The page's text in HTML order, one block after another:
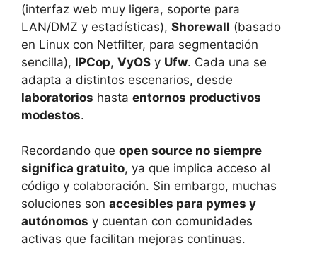
(interfaz web muy ligera, soporte para
LAN/DMZ y estadísticas), Shorewall (basado
en Linux con Netfilter, para segmentación
sencilla), IPCop, VyOS y Ufw. Cada una se
adapta a distintos escenarios, desde
laboratorios hasta entornos productivos
modestos.
Recordando que open source no siempre
significa gratuito, ya que implica acceso al
código y colaboración. Sin embargo, muchas
soluciones son accesibles para pymes y
autónomos y cuentan con comunidades
activas que facilitan mejoras continuas.